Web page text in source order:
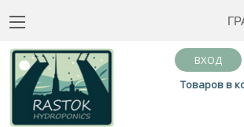
ВХОД
Товаров в